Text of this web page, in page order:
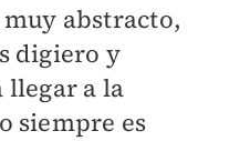
muy abstracto,
digiero y
llegar a la
siempre es